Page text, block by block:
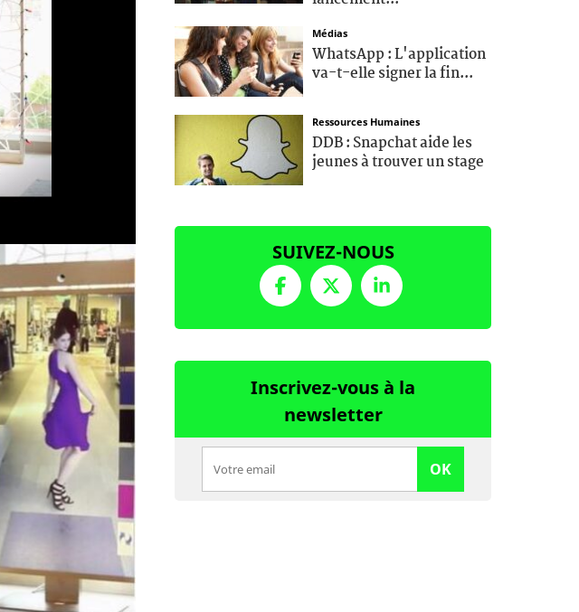
Médias
WhatsApp : L'application
va-t-elle signer la fin...
Ressources Humaines
DDB : Snapchat aide les
jeunes à trouver un stage
SUIVEZ-NOUS
Inscrivez-vous à la
newsletter
OK